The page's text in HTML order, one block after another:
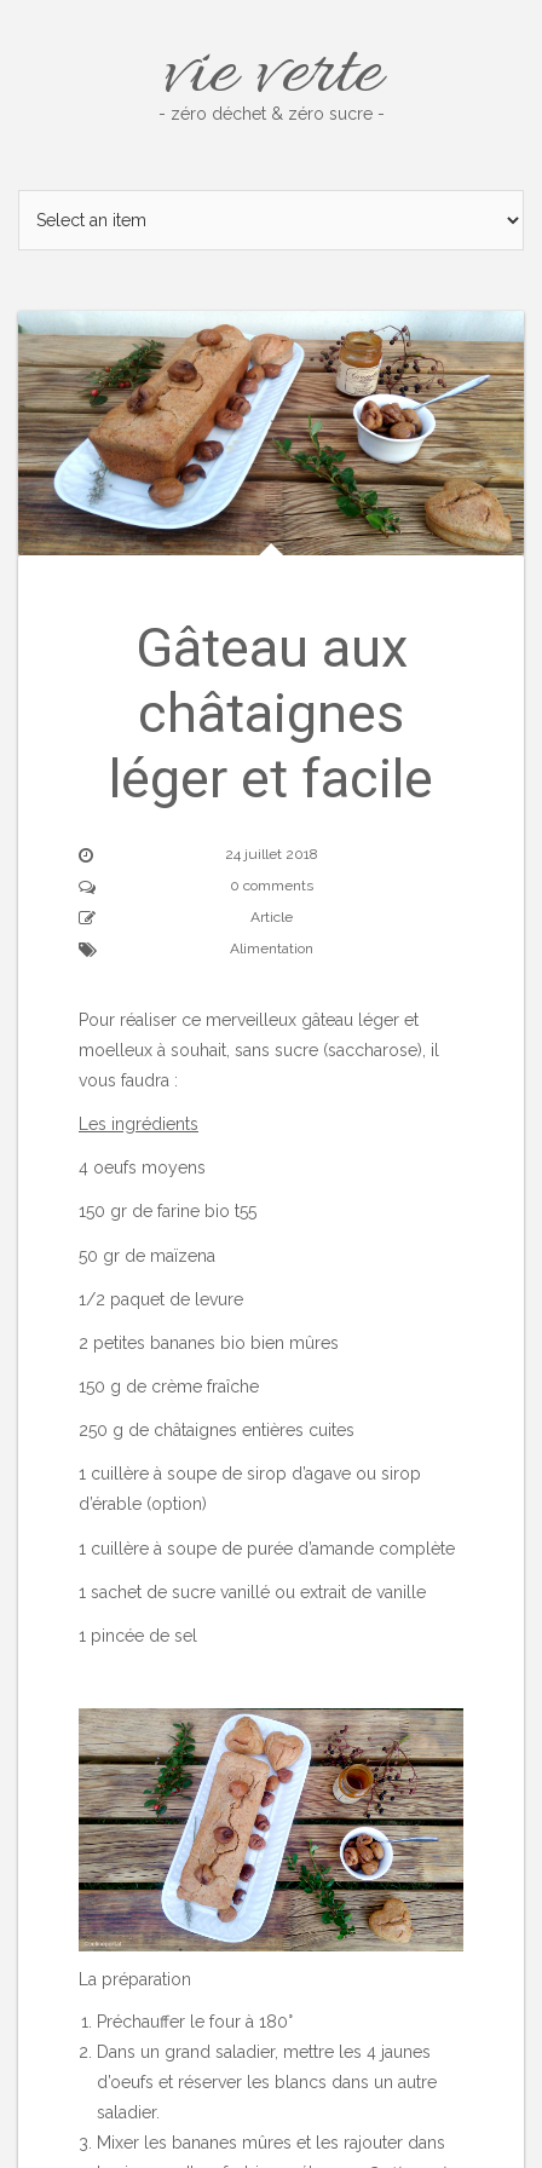
vie verte
- zéro déchet & zéro sucre -
Gâteau aux
châtaignes
léger et facile
24 juillet 2018
0 comments
Article
Alimentation
Pour réaliser ce merveilleux gâteau léger et
moelleux à souhait, sans sucre (saccharose), il
vous faudra :
Les ingrédients
4 oeufs moyens
150 gr de farine bio t55
50 gr de maïzena
1/2 paquet de levure
2 petites bananes bio bien mûres
150 g de crème fraîche
250 g de châtaignes entières cuites
1 cuillère à soupe de sirop d’agave ou sirop
d’érable (option)
1 cuillère à soupe de purée d’amande complète
1 sachet de sucre vanillé ou extrait de vanille
1 pincée de sel
La préparation
Préchauffer le four à 180°
Dans un grand saladier, mettre les 4 jaunes
d’oeufs et réserver les blancs dans un autre
saladier.
Mixer les bananes mûres et les rajouter dans